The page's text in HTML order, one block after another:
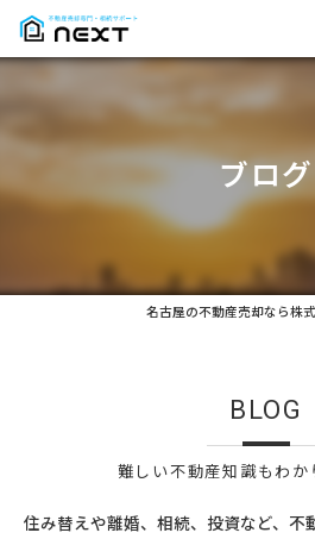
ブログ
名古屋の不動産売却なら株
BLOG
難しい不動産知識もわか
住み替えや離婚、相続、投資など、不